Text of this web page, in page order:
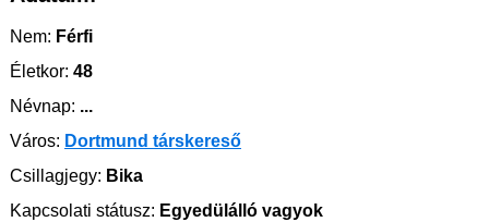
Nem: Férfi
Életkor: 48
Névnap: ...
Város: Dortmund társkereső
Csillagjegy: Bika
Kapcsolati státusz: Egyedülálló vagyok